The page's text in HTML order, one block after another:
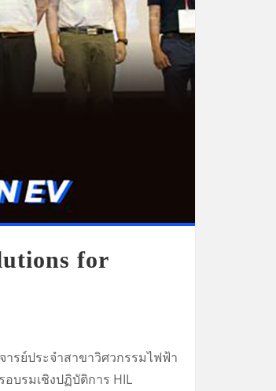
for
รย์ประจำสาขาวิศวกรรมไฟฟ้า
บรมเชิงปฏิบัติการ HIL